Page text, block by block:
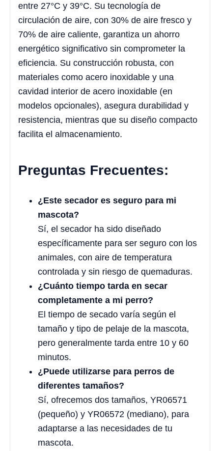
entre 27°C y 39°C. Su tecnología de
circulación de aire, con 30% de aire fresco y
70% de aire caliente, garantiza un ahorro
energético significativo sin comprometer la
eficiencia. Su construcción robusta, con
materiales como acero inoxidable y una
cavidad interior de acero inoxidable (en
modelos opcionales), asegura durabilidad y
resistencia, mientras que su diseño compacto
facilita el almacenamiento.
Preguntas Frecuentes:
¿Este secador es seguro para mi
mascota?
Sí, el secador ha sido diseñado
específicamente para ser seguro con los
animales, con aire de temperatura
controlada y sin riesgo de quemaduras.
¿Cuánto tiempo tarda en secar
completamente a mi perro?
El tiempo de secado varía según el
tamaño y tipo de pelaje de la mascota,
pero generalmente tarda entre 10 y 60
minutos.
¿Puede utilizarse para perros de
diferentes tamaños?
Sí, ofrecemos dos tamaños, YR06571
(pequeño) y YR06572 (mediano), para
adaptarse a las necesidades de tu
mascota.